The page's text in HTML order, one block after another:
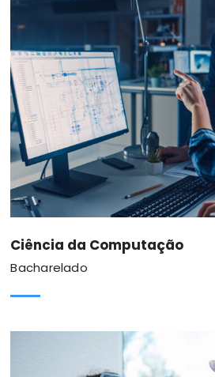
Ciência da Computação
Bacharelado